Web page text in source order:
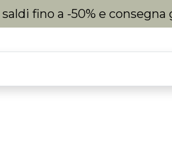
fino a -50% e